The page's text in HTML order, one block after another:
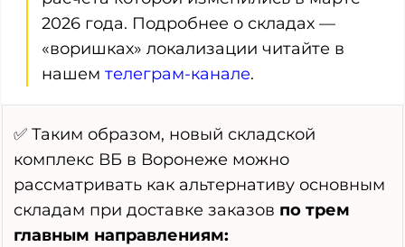
2026 года. Подробнее о складах —
«воришках» локализации читайте в
нашем телеграм-канале.
✅ Таким образом, новый складской
комплекс ВБ в Воронеже можно
рассматривать как альтернативу основным
складам при доставке заказов по трем
главным направлениям: